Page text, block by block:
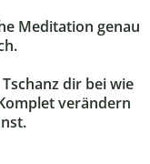
Meditation genau
dir bei wie
verändern